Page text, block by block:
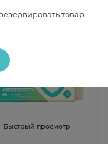
Быстрый просмотр
товар